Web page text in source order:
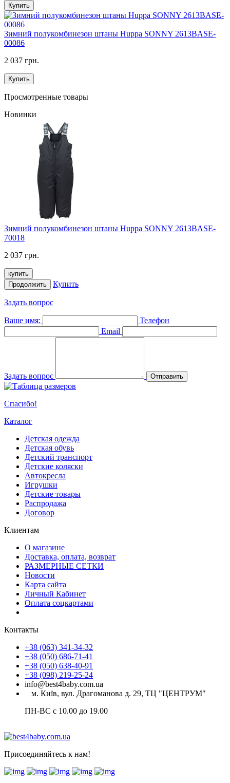
Купить
Зимний полукомбинезон штаны Huppa SONNY 2613BASE-
00086
2 037 грн.
Купить
Просмотренные товары
Новинки
Зимний полукомбинезон штаны Huppa SONNY 2613BASE-
70018
2 037 грн.
купить
Продолжить
Купить
Задать вопрос
Ваше имя:
Телефон
Email
Задать вопрос Отправить
Спасибо!
Каталог
Детская одежда
Детская обувь
Детский транспорт
Детские коляски
Автокресла
Игрушки
Детские товары
Распродажа
Договор
Клиентам
О магазине
Доставка, оплата, возврат
РАЗМЕРНЫЕ СЕТКИ
Новости
Карта сайта
Личный Кабинет
Оплата соцкартами
Контакты
+38 (063) 341-34-32
+38 (050) 686-71-41
+38 (050) 638-40-91
+38 (098) 219-25-24
info@best4baby.com.ua
м. Київ, вул. Драгоманова д. 29, ТЦ "ЦЕНТРУМ"
ПН-ВС с 10.00 до 19.00
Присоединяйтесь к нам!